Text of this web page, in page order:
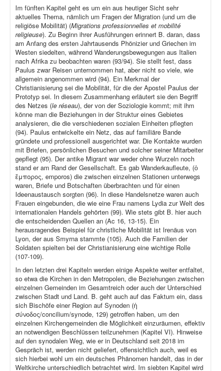
Im fünften Kapitel geht es um ein aus heutiger Sicht sehr
aktuelles Thema, nämlich um Fragen der Migration (und um die
religiöse Mobilität) (Migrations professionnelles et mobilité
religieuse). Zu Beginn ihrer Ausführungen erinnert B. daran, dass
am Anfang des ersten Jahrtausends Phönizier und Griechen im
Westen siedelten, während Wanderungsbewegungen aus Italien
nach Afrika zu beobachten waren (93/94). Sie stellt fest, dass
Paulus zwar Reisen unternommen hat, aber nicht so viele, wie
allgemein angenommen wird (94). Ein Merkmal der
Christianisierung sei die Mobilität, für die der Apostel Paulus der
Prototyp sei. In diesem Zusammenhang erläutert sie den Begriff
des Netzes (le réseau), der von der Soziologie kommt; mit ihm
könne man die Beziehungen in der Struktur eines Gebietes
analysieren, die die verschiedenen sozialen Einheiten pflegten
(94). Paulus entwickelte ein Netz, das auf familiäre Bande
gründete und professionell ausgerichtet war. Die Kontakte wurden
mit Briefen, persönlichen Besuchen und solcher seiner Mitarbeiter
gepflegt (95). Der antike Migrant war weder ohne Wurzeln noch
stand er am Rand der Gesellschaft. Es gab Wanderkaufleute, (ὁ
ἔμπορος, emporos) die zwischen einzelnen Stationen unterwegs
waren, Briefe und Botschaften überbrachten und für einen
Ideenaustausch sorgten (96). In diese Handelsnetze waren auch
Frauen eingebunden, die wie eine Frau namens Lydia zur Welt des
internationalen Handels gehörten (99). Wie stets gibt B. hier auch
die entscheidenden Quellen an (Ac 16, 13-15). Ein
herausragendes Beispiel für christliche Mobilität ist Irenäus von
Lyon, der aus Smyrna stammte (105). Auch die Familien der
Soldaten spielten bei der Christianisierung eine wichtige Rolle
(107-109).
In den letzten drei Kapiteln werden einige Aspekte weiter entfaltet,
so etwa die Kirchen in den Metropolen, die Beziehungen zwischen
einzelnen Gemeinden im Gesamtreich oder auch der Unterschied
zwischen Stadt und Land. B. geht auch auf das Faktum ein, dass
sich Bischöfe einer Region auf Synoden (ἡ
σύνοδος/concilium/synode, 129) getroffen haben, um den
einzelnen Kirchengemeinden die Möglichkeit einzuräumen, effektiv
an notwendigen Beschlüssen teilzunehmen (Kapitel VI). Hinweise
auf den synodalen Weg, wie er in Deutschland seit 2018 im
Gespräch ist, werden nicht geliefert, offensichtlich auch, weil es
sich hierbei wohl um ein deutsches Phänomen handelt, das in der
Weltkirche unterschiedlich betrachtet wird. Im siebten Kapitel wird